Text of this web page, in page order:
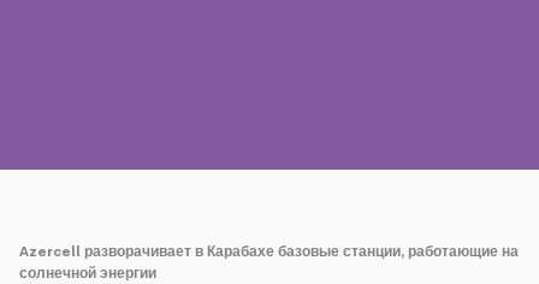
Azercell разворачивает в Карабахе базовые станции, работающие на
солнечной энергии